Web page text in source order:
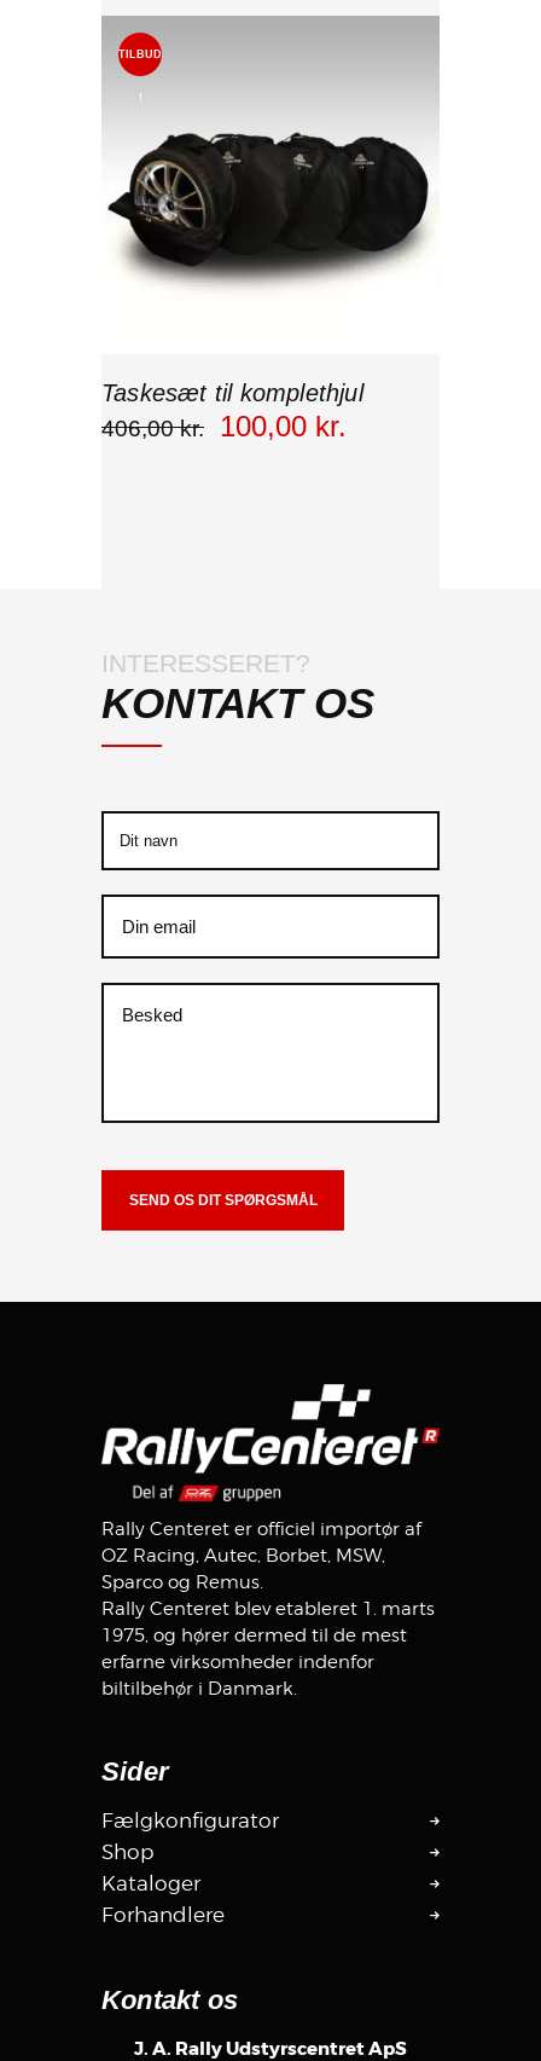
TILBUD
!
Taskesæt til komplethjul
406,00 kr. 100,00 kr.
INTERESSERET?
KONTAKT OS
Rally Centeret er officiel importør af
OZ Racing, Autec, Borbet, MSW,
Sparco og Remus.
Rally Centeret blev etableret 1. marts
1975, og hører dermed til de mest
erfarne virksomheder indenfor
biltilbehør i Danmark.
Sider
Fælgkonfigurator
Shop
Kataloger
Forhandlere
Kontakt os
J. A. Rally Udstyrscentret ApS